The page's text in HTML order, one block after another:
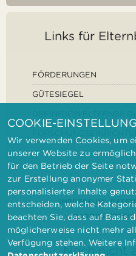
Links für
FÖRDERUNGEN
GÜTESIEGEL
IMPRESSUM
Noch nicht
COOKIE-
Wir verwenden Cookies, um
unserer Website zu
für den Betrieb der Seite
zur Erstellung anonymer
personalisierter Inhalte
entscheiden, welche
beachten Sie, dass auf Basis
möglicherweise nicht mehr
Verfügung stehen. Weitere